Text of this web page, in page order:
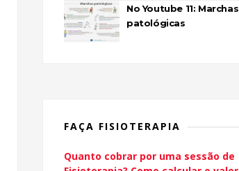
No Youtube 11: Marchas
patológicas
FAÇA FISIOTERAPIA
Quanto cobrar por uma sessão de